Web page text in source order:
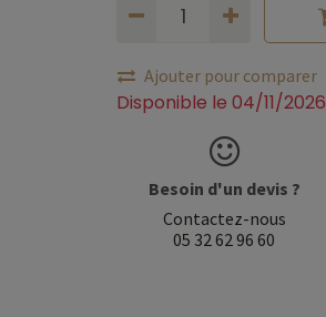
Ajouter pour comparer
Disponible le 04/11/2026
Besoin d'un devis ?
Contactez-nous
05 32 62 96 60